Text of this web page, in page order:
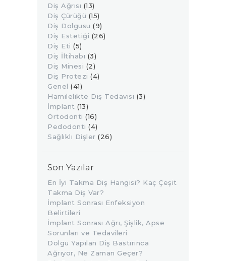
Diş Ağrısı (13)
Diş Çürüğü (15)
Diş Dolgusu (9)
Diş Estetiği (26)
Diş Eti (5)
Diş İltihabı (3)
Diş Minesi (2)
Diş Protezi (4)
Genel (41)
Hamilelikte Diş Tedavisi (3)
İmplant (13)
Ortodonti (16)
Pedodonti (4)
Sağlıklı Dişler (26)
Son Yazılar
En İyi Takma Diş Hangisi? Kaç Çeşit
Takma Diş Var?
İmplant Sonrası Enfeksiyon
Belirtileri
İmplant Sonrası Ağrı, Şişlik, Apse
Sorunları ve Tedavileri
Dolgu Yapılan Diş Bastırınca
Ağrıyor, Ne Zaman Geçer?